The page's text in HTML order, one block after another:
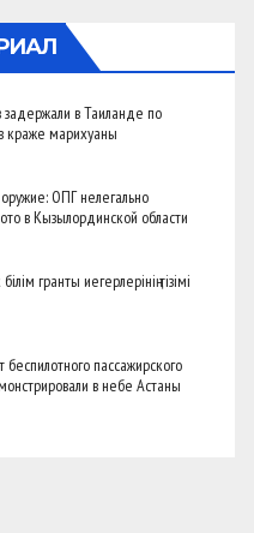
задержали в Таиланде по
краже марихуаны
ОПГ нелегально
в Кызылординской области
гранты иегерлерінің тізімі
пассажирского
в небе Астаны